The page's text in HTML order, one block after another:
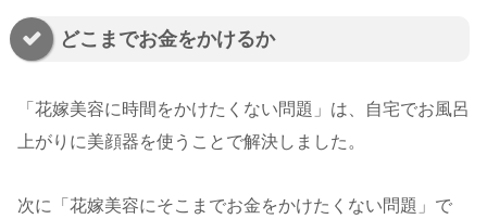
どこまでお金をかけるか
「花嫁美容に時間をかけたくない問題」は、自宅でお風呂
上がりに美顔器を使うことで解決しました。
次に「花嫁美容にそこまでお金をかけたくない問題」で